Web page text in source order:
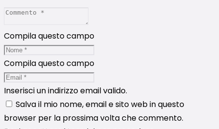
Compila questo campo
Compila questo campo
Inserisci un indirizzo email valido.
Salva il mio nome, email e sito web in questo
browser per la prossima volta che commento.